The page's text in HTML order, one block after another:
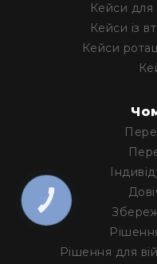
Кейси для
Кейси із
Кейси
Рішення для
КНОПКА
ЗВ'ЯЗКУ